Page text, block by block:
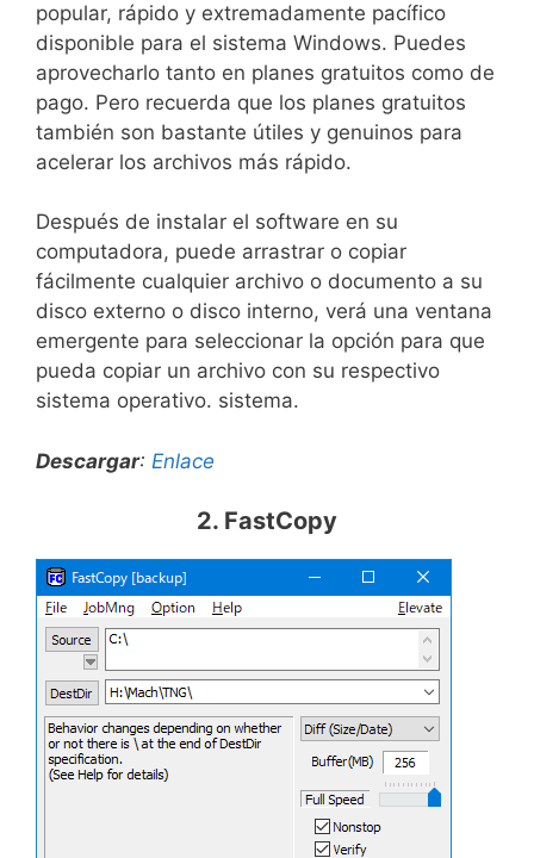
popular, rápido y extremadamente pacífico
disponible para el sistema Windows. Puedes
aprovecharlo tanto en planes gratuitos como de
pago. Pero recuerda que los planes gratuitos
también son bastante útiles y genuinos para
acelerar los archivos más rápido.
Después de instalar el software en su
computadora, puede arrastrar o copiar
fácilmente cualquier archivo o documento a su
disco externo o disco interno, verá una ventana
emergente para seleccionar la opción para que
pueda copiar un archivo con su respectivo
sistema operativo. sistema.
Descargar: Enlace
2. FastCopy